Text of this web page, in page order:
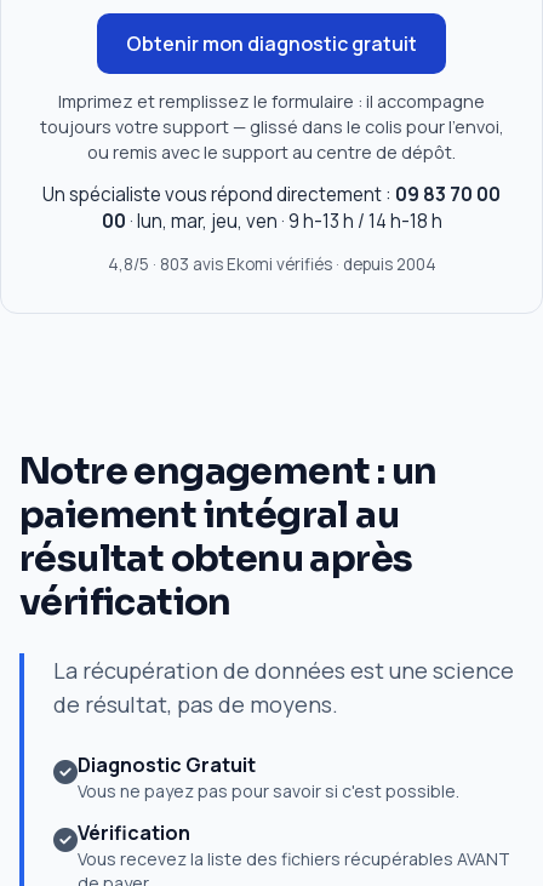
Obtenir mon diagnostic gratuit
Imprimez et remplissez le formulaire : il accompagne
toujours votre support — glissé dans le colis pour l'envoi,
ou remis avec le support au centre de dépôt.
Un spécialiste vous répond directement : 09 83 70 00
00 · lun, mar, jeu, ven · 9 h-13 h / 14 h-18 h
4,8/5 · 803 avis Ekomi vérifiés · depuis 2004
Notre engagement : un
paiement intégral au
résultat obtenu après
vérification
La récupération de données est une science
de résultat, pas de moyens.
Diagnostic Gratuit
Vous ne payez pas pour savoir si c'est possible.
Vérification
Vous recevez la liste des fichiers récupérables AVANT